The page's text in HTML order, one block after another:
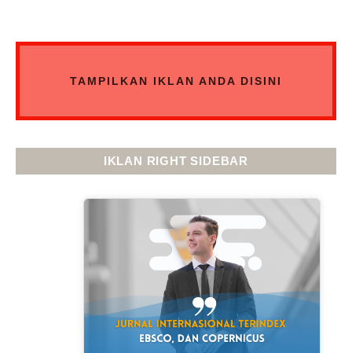
TAMPILKAN IKLAN ANDA DISINI
IKLAN RIGHT SIDEBAR